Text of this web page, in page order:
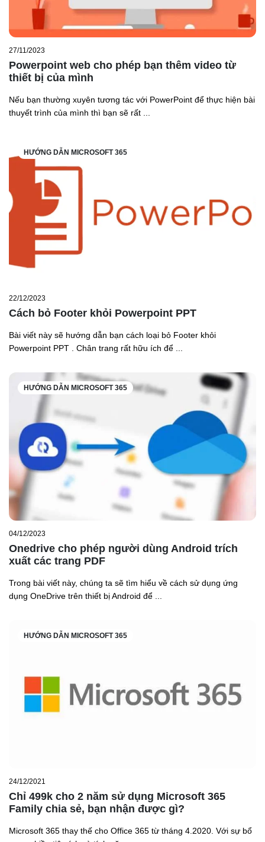
27/11/2023
Powerpoint web cho phép bạn thêm video từ
thiết bị của mình
Nếu bạn thường xuyên tương tác với PowerPoint để thực hiện bài
thuyết trình của mình thì bạn sẽ rất ...
HƯỚNG DẪN MICROSOFT 365
22/12/2023
Cách bỏ Footer khỏi Powerpoint PPT
Bài viết này sẽ hướng dẫn bạn cách loại bỏ Footer khỏi
Powerpoint PPT . Chân trang rất hữu ích để ...
HƯỚNG DẪN MICROSOFT 365
04/12/2023
Onedrive cho phép người dùng Android trích
xuất các trang PDF
Trong bài viết này, chúng ta sẽ tìm hiểu về cách sử dụng ứng
dụng OneDrive trên thiết bị Android để ...
HƯỚNG DẪN MICROSOFT 365
24/12/2021
Chỉ 499k cho 2 năm sử dụng Microsoft 365
Family chia sẻ, bạn nhận được gì?
Microsoft 365 thay thế cho Office 365 từ tháng 4.2020. Với sự bổ